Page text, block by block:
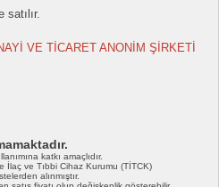
satılır.
VE TİCARET ANONİM ŞİRKETİ
katkı amaçlıdır.
İlaç ve Tıbbi Cihaz Kurumu (TİTCK)
alınmıştır.